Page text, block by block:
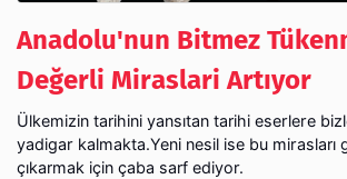
Anadolu'nun Bitmez
Değerli Miraslari Artıyor
Ülkemizin tarihini yansıtan tarihi eserlere
yadigar kalmakta.Yeni nesil ise bu mirasları
çıkarmak için çaba sarf ediyor.